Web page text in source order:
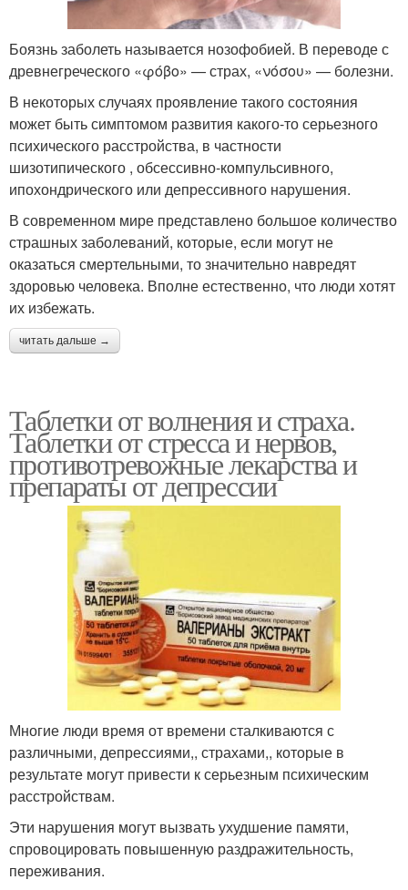
Боязнь заболеть называется нозофобией. В переводе с
древнегреческого «φόβο» — страх, «νόσου» — болезни.
В некоторых случаях проявление такого состояния
может быть симптомом развития какого-то серьезного
психического расстройства, в частности
шизотипического , обсессивно-компульсивного,
ипохондрического или депрессивного нарушения.
В современном мире представлено большое количество
страшных заболеваний, которые, если могут не
оказаться смертельными, то значительно навредят
здоровью человека. Вполне естественно, что люди хотят
их избежать.
читать дальше →
Таблетки от волнения и страха.
Таблетки от стресса и нервов,
противотревожные лекарства и
препараты от депрессии
Многие люди время от времени сталкиваются с
различными, депрессиями,, страхами,, которые в
результате могут привести к серьезным психическим
расстройствам.
Эти нарушения могут вызвать ухудшение памяти,
спровоцировать повышенную раздражительность,
переживания.